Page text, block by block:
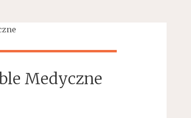
Medyczne